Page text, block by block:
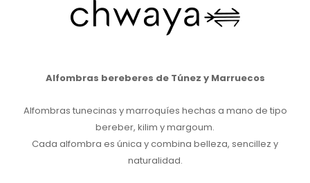
Alfombras bereberes de Túnez y Marruecos
Alfombras tunecinas y marroquíes hechas a mano de tipo
bereber, kilim y margoum.
Cada alfombra es única y combina belleza, sencillez y
naturalidad.